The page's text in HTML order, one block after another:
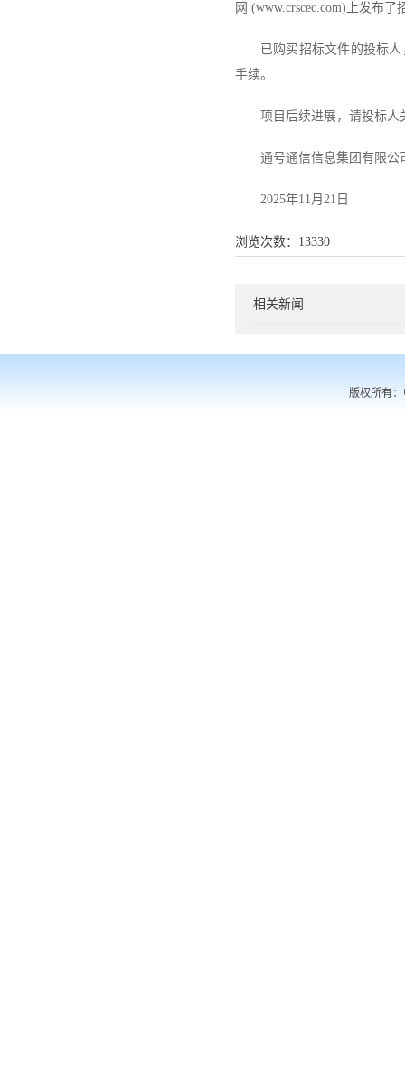
网 (www.crscec.com)上发布
已购买招标文件的投标
手续。
项目后续进展，请投标人
通号通信信息集团有限公
2025年11月21日
浏览次数： 13330
相关新闻
版权所有